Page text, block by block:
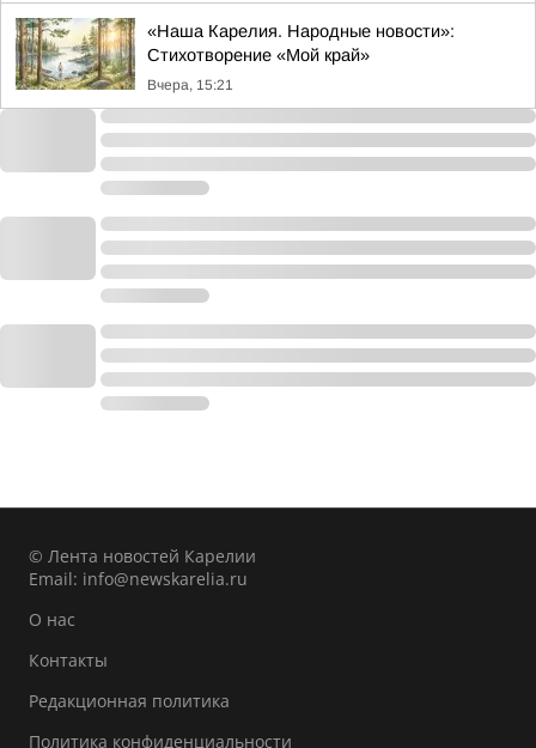
«Наша Карелия. Народные новости»:
Стихотворение «Мой край»
Вчера, 15:21
© Лента новостей Карелии
Email: info@newskarelia.ru
О нас
Контакты
Редакционная политика
Политика конфиденциальности